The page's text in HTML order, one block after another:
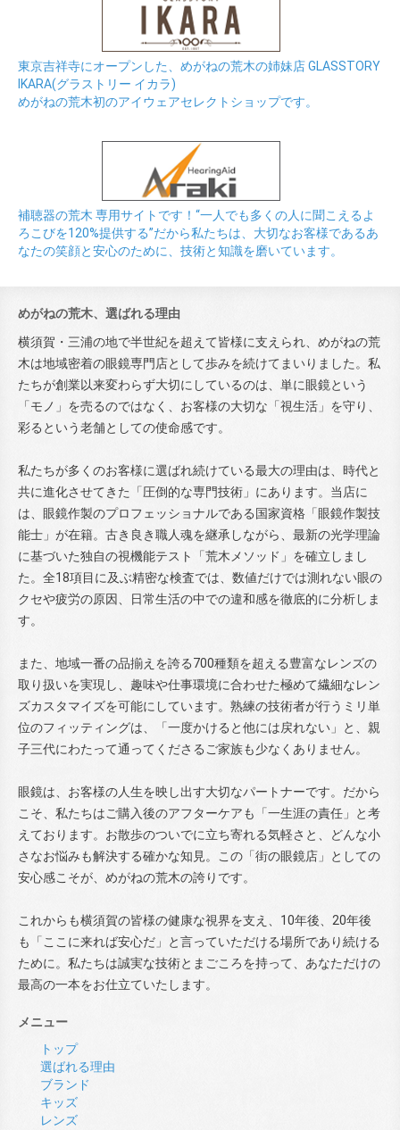
東京吉祥寺にオープンした、めがねの荒木の姉妹店 GLASSTORY
IKARA(グラストリー イカラ)
めがねの荒木初のアイウェアセレクトショップです。
補聴器の荒木 専用サイトです！“一人でも多くの人に聞こえるよ
ろこびを120%提供する”だから私たちは、大切なお客様であるあ
なたの笑顔と安心のために、技術と知識を磨いています。
めがねの荒木、選ばれる理由
横須賀・三浦の地で半世紀を超えて皆様に支えられ、めがねの荒
木は地域密着の眼鏡専門店として歩みを続けてまいりました。私
たちが創業以来変わらず大切にしているのは、単に眼鏡という
「モノ」を売るのではなく、お客様の大切な「視生活」を守り、
彩るという老舗としての使命感です。
私たちが多くのお客様に選ばれ続けている最大の理由は、時代と
共に進化させてきた「圧倒的な専門技術」にあります。当店に
は、眼鏡作製のプロフェッショナルである国家資格「眼鏡作製技
能士」が在籍。古き良き職人魂を継承しながら、最新の光学理論
に基づいた独自の視機能テスト「荒木メソッド」を確立しまし
た。全18項目に及ぶ精密な検査では、数値だけでは測れない眼の
クセや疲労の原因、日常生活の中での違和感を徹底的に分析しま
す。
また、地域一番の品揃えを誇る700種類を超える豊富なレンズの
取り扱いを実現し、趣味や仕事環境に合わせた極めて繊細なレン
ズカスタマイズを可能にしています。熟練の技術者が行うミリ単
位のフィッティングは、「一度かけると他には戻れない」と、親
子三代にわたって通ってくださるご家族も少なくありません。
眼鏡は、お客様の人生を映し出す大切なパートナーです。だから
こそ、私たちはご購入後のアフターケアも「一生涯の責任」と考
えております。お散歩のついでに立ち寄れる気軽さと、どんな小
さなお悩みも解決する確かな知見。この「街の眼鏡店」としての
安心感こそが、めがねの荒木の誇りです。
これからも横須賀の皆様の健康な視界を支え、10年後、20年後
も「ここに来れば安心だ」と言っていただける場所であり続ける
ために。私たちは誠実な技術とまごころを持って、あなただけの
最高の一本をお仕立ていたします。
メニュー
トップ
選ばれる理由
ブランド
キッズ
レンズ